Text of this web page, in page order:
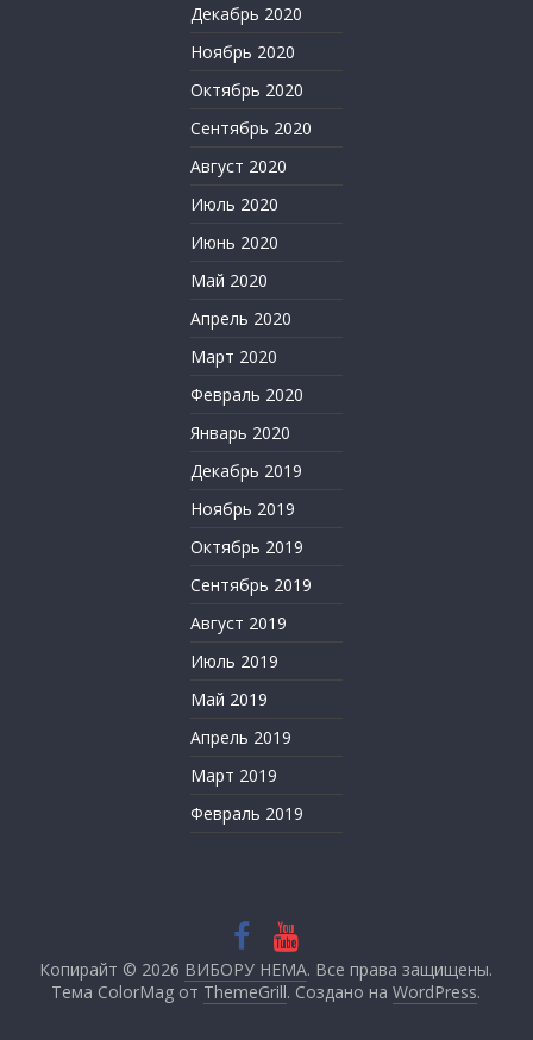
Декабрь 2020
Ноябрь 2020
Октябрь 2020
Сентябрь 2020
Август 2020
Июль 2020
Июнь 2020
Май 2020
Апрель 2020
Март 2020
Февраль 2020
Январь 2020
Декабрь 2019
Ноябрь 2019
Октябрь 2019
Сентябрь 2019
Август 2019
Июль 2019
Май 2019
Апрель 2019
Март 2019
Февраль 2019
Копирайт © 2026 ВИБОРУ НЕМА. Все права защищены.
Тема ColorMag от ThemeGrill. Создано наWordPress.